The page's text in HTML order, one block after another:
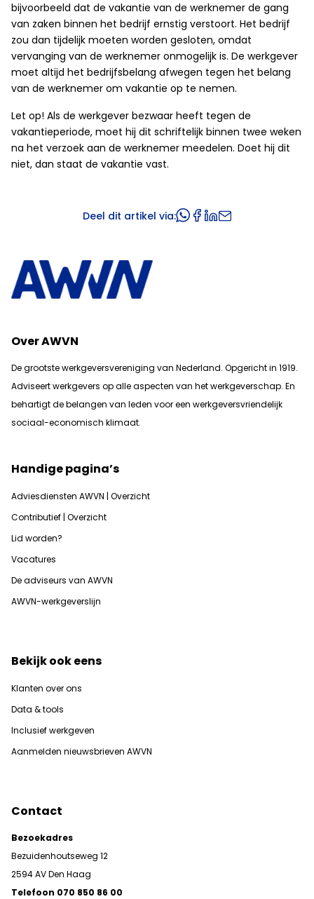
bijvoorbeeld dat de vakantie van de werknemer de gang
van zaken binnen het bedrijf ernstig verstoort. Het bedrijf
zou dan tijdelijk moeten worden gesloten, omdat
vervanging van de werknemer onmogelijk is. De werkgever
moet altijd het bedrijfsbelang afwegen tegen het belang
van de werknemer om vakantie op te nemen.
Let op! Als de werkgever bezwaar heeft tegen de
vakantieperiode, moet hij dit schriftelijk binnen twee weken
na het verzoek aan de werknemer meedelen. Doet hij dit
niet, dan staat de vakantie vast.
Deel dit artikel via:
Over AWVN
De grootste werkgeversvereniging van Nederland. Opgericht in 1919.
Adviseert werkgevers op alle aspecten van het werkgeverschap. En
behartigt de belangen van leden voor een werkgeversvriendelijk
sociaal-economisch klimaat.
Handige pagina’s
Adviesdiensten AWVN | Overzicht
Contributief | Overzicht
Lid worden?
Vacatures
De adviseurs van AWVN
AWVN-werkgeverslijn
Bekijk ook eens
Klanten over ons
Data & tools
Inclusief werkgeven
Aanmelden nieuwsbrieven AWVN
Contact
Bezoekadres
Bezuidenhoutseweg 12
2594 AV Den Haag
Telefoon 070 850 86 00